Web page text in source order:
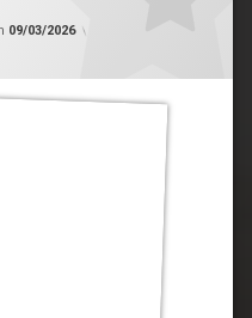
09/03/2026
public